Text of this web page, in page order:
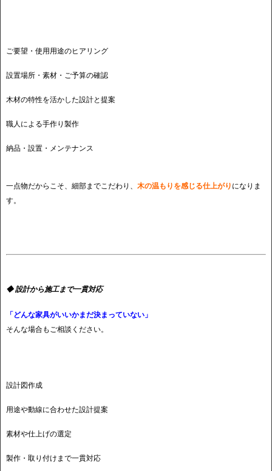
ご要望・使用用途のヒアリング
設置場所・素材・ご予算の確認
木材の特性を活かした設計と提案
職人による手作り製作
納品・設置・メンテナンス
一点物だからこそ、細部までこだわり、 木の温もりを感じる仕上がり になりま
す。
◆ 設計から施工まで一貫対応
「どんな家具がいいかまだ決まっていない」
そんな場合もご相談ください。
設計図作成
用途や動線に合わせた設計提案
素材や仕上げの選定
製作・取り付けまで一貫対応